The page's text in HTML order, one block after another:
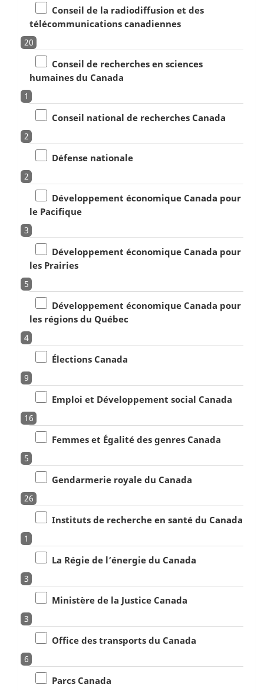
Conseil de la radiodiffusion et des
télécommunications canadiennes
20
Conseil de recherches en sciences
humaines du Canada
1
Conseil national de recherches Canada
2
Défense nationale
2
Développement économique Canada pour
le Pacifique
3
Développement économique Canada pour
les Prairies
5
Développement économique Canada pour
les régions du Québec
4
Élections Canada
9
Emploi et Développement social Canada
16
Femmes et Égalité des genres Canada
5
Gendarmerie royale du Canada
26
Instituts de recherche en santé du Canada
1
La Régie de l’énergie du Canada
3
Ministère de la Justice Canada
3
Office des transports du Canada
6
Parcs Canada